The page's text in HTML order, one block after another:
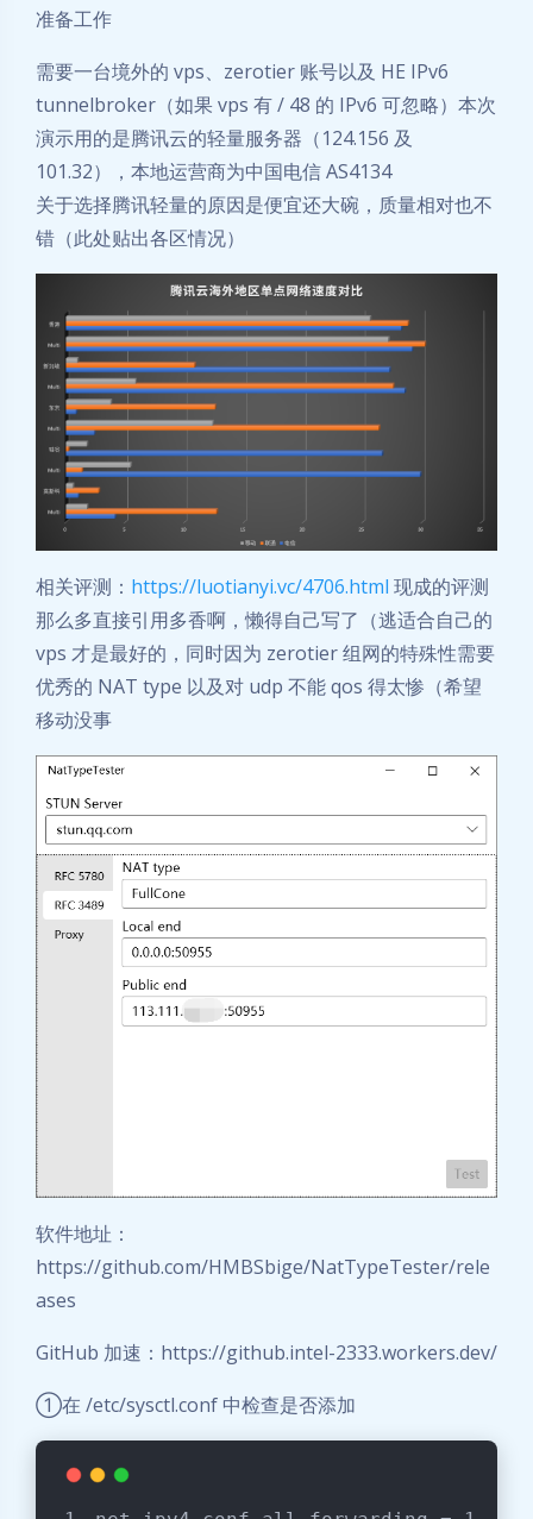
准备工作
需要一台境外的 vps、zerotier 账号以及 HE IPv6
tunnelbroker（如果 vps 有 / 48 的 IPv6 可忽略）本次
演示用的是腾讯云的轻量服务器（124.156 及
101.32），本地运营商为中国电信 AS4134
关于选择腾讯轻量的原因是便宜还大碗，质量相对也不
错（此处贴出各区情况）
相关评测： https://luotianyi.vc/4706.html 现成的评测
那么多直接引用多香啊，懒得自己写了（逃适合自己的
vps 才是最好的，同时因为 zerotier 组网的特殊性需要
优秀的 NAT type 以及对 udp 不能 qos 得太惨（希望
移动没事
软件地址：
https://github.com/HMBSbige/NatTypeTester/rele
ases
GitHub 加速：https://github.intel-2333.workers.dev/
①在 /etc/sysctl.conf 中检查是否添加